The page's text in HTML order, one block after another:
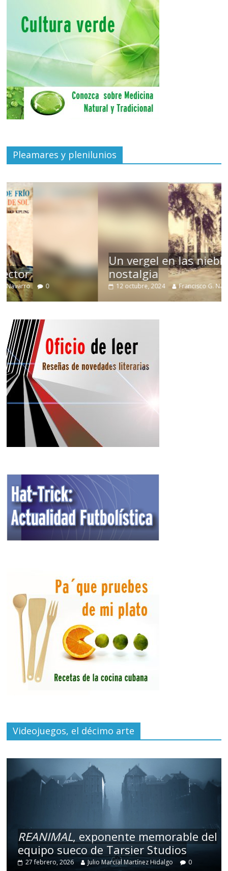
Pleamares y plenilunios
Un vergel en las nieblas de la
nostalgia
12 octubre, 2024 Francisco G. Navarro 0
Videojuegos, el décimo arte
REANIMAL, exponente memorable del
equipo sueco de Tarsier Studios
27 febrero, 2026 Julio Marcial Martínez Hidalgo 0